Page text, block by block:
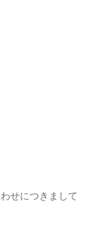
せにつきまして